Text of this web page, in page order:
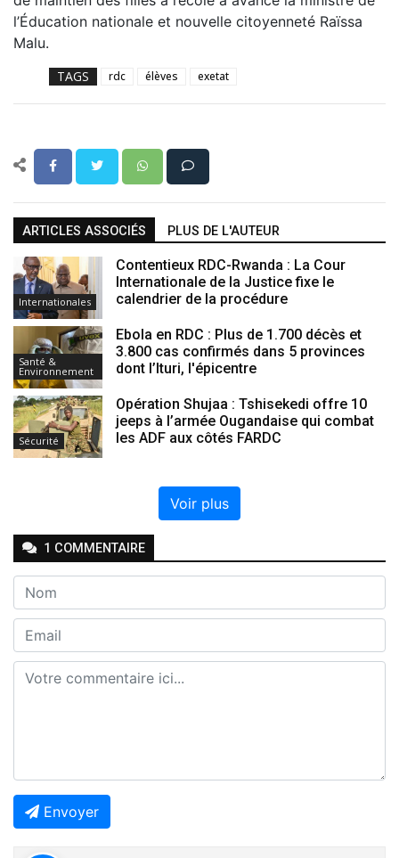
l’Éducation nationale et nouvelle citoyenneté Raïssa
Malu.
TAGS rdc élèves exetat
ARTICLES ASSOCIÉS PLUS DE L'AUTEUR
Internationales
Contentieux RDC-Rwanda : La Cour
Internationale de la Justice fixe le
calendrier de la procédure
Santé &
Environnement
Ebola en RDC : Plus de 1.700 décès et
3.800 cas confirmés dans 5 provinces
dont l’Ituri, l'épicentre
Sécurité
Opération Shujaa : Tshisekedi offre 10
jeeps à l’armée Ougandaise qui combat
les ADF aux côtés FARDC
Voir plus
1 COMMENTAIRE
Envoyer